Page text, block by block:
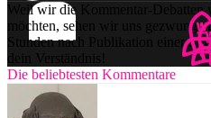
Weil wir die Kommentar-Debatten
möchten, sehen wir uns
Stunden nach Publikation einer
dein Verständnis!
Die beliebtesten Kommentare